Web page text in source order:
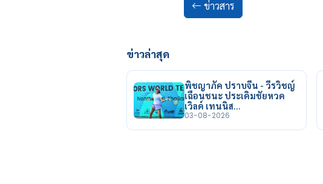
ข่าวสาร
ข่าวล่าสุด
พิชญาภัค ปราบจีน - วีรวิชญ์
เฉือนชนะ ประเดิมชัยหวด
เวิลด์ เทนนิส…
03-08-2026